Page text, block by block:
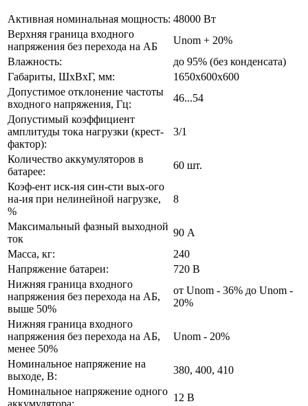
Активная номинальная мощность: 48000 Вт
Верхняя граница входного
напряжения без перехода на АБ
Unom + 20%
Влажность:
до 95% (без конденсата)
Габариты, ШхВхГ, мм:
1650х600х600
Допустимое отклонение частоты
входного напряжения, Гц:
46...54
Допустимый коэффициент
амплитуды тока нагрузки (крест-
фактор):
3/1
Количество аккумуляторов в
батарее:
60 шт.
Коэф-ент иск-ия син-сти вых-ого
на-ия при нелинейной нагрузке,
%
8
Максимальный фазный выходной
ток
90 А
Масса, кг:
240
Напряжение батареи:
720 В
Нижняя граница входного
напряжения без перехода на АБ,
выше 50%
от Unom - 36% до Unom -
20%
Нижняя граница входного
напряжения без перехода на АБ,
менее 50%
Unom - 20%
Номинальное напряжение на
выходе, В:
380, 400, 410
Номинальное напряжение одного
аккумулятора:
12 В